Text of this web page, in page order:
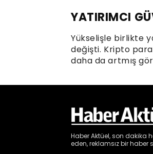
HaberAktüel,son dakika
eden, reklamsız bir haber